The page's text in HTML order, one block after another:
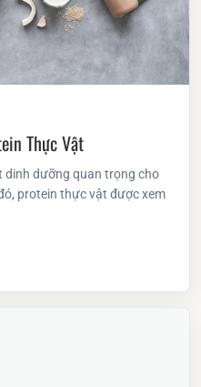
Thực Vật
dinh dưỡng quan trọng cho
protein thực vật được xem